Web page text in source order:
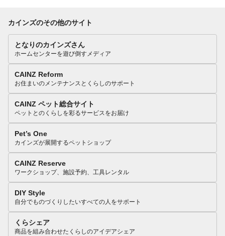
カインズのその他のサイト
となりのカインズさん
ホームセンターを遊び倒すメディア
CAINZ Reform
お住まいのメンテナンスとくらしのサポート
CAINZ ペット総合サイト
ペットとのくらしを彩るサービスをお届け
Pet’s One
カインズが展開するペットショップ
CAINZ Reserve
ワークショップ、施設予約、工具レンタル
DIY Style
自分でものづくりしたいすべての人をサポート
くらシェア
商品を組み合わせたくらしのアイデアシェア